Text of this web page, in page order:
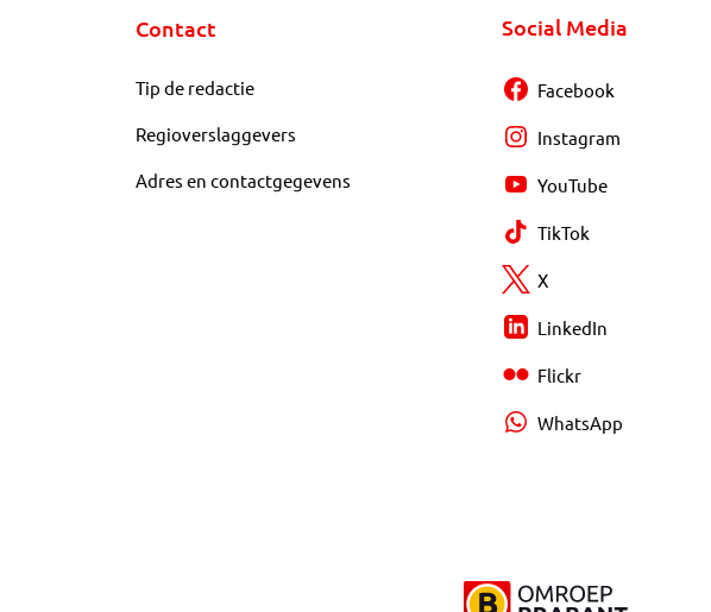
Contact
Tip de redactie
Regioverslaggevers
Adres en contactgegevens
Social Media
Facebook
Instagram
YouTube
TikTok
X
LinkedIn
Flickr
WhatsApp